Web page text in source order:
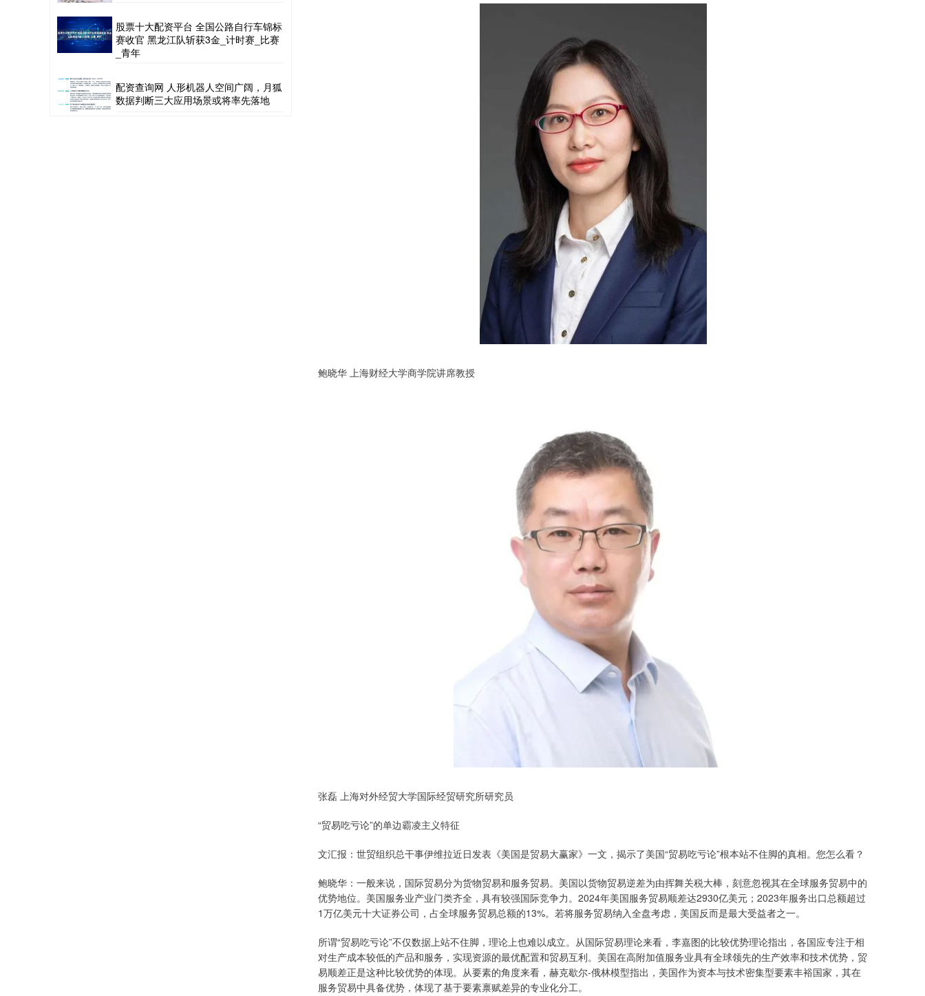
鲍晓华 上海财经大学商学院讲席教授
张磊 上海对外经贸大学国际经贸研究所研究员
“贸易吃亏论”的单边霸凌主义特征
文汇报：世贸组织总干事伊维拉近日发表《美国是贸易大赢家》一文，揭示了美国“贸易吃亏论”根本站不住脚的真相。您怎么看？
鲍晓华：一般来说，国际贸易分为货物贸易和服务贸易。美国以货物贸易逆差为由挥舞关税大棒，刻意忽视其在全球服务贸易中的
优势地位。美国服务业产业门类齐全，具有较强国际竞争力。2024年美国服务贸易顺差达2930亿美元；2023年服务出口总额超过
1万亿美元十大证券公司，占全球服务贸易总额的13%。若将服务贸易纳入全盘考虑，美国反而是最大受益者之一。
所谓“贸易吃亏论”不仅数据上站不住脚，理论上也难以成立。从国际贸易理论来看，李嘉图的比较优势理论指出，各国应专注于相
对生产成本较低的产品和服务，实现资源的最优配置和贸易互利。美国在高附加值服务业具有全球领先的生产效率和技术优势，贸
易顺差正是这种比较优势的体现。从要素的角度来看，赫克歇尔-俄林模型指出，美国作为资本与技术密集型要素丰裕国家，其在
服务贸易中具备优势，体现了基于要素禀赋差异的专业化分工。
股票十大配资平台 全国公路自行车锦标
赛收官 黑龙江队斩获3金_计时赛_比赛
_青年
配资查询网 人形机器人空间广阔，月狐
数据判断三大应用场景或将率先落地